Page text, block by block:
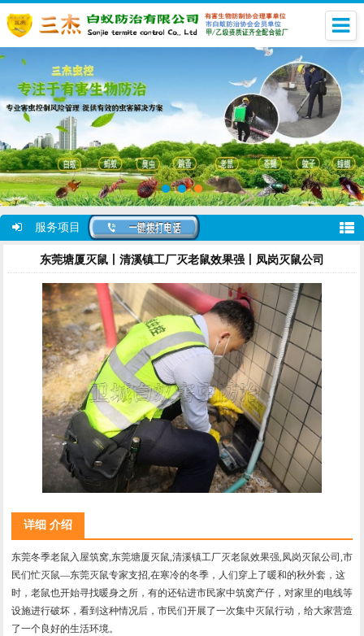
服务项目
东莞塘厦灭鼠丨清溪镇工厂灭老鼠效果强丨凤岗灭鼠公司
详细 介绍
东莞冬季老鼠入屋筑窝,东莞塘厦灭鼠,清溪镇工厂灭老鼠效果强,凤岗灭鼠公司,市
民们忙灭鼠—东莞灭鼠专家支招,在寒冷的冬季，人们穿上了暖和的秋外套，这
时，老鼠也开始寻找暖身之所，有的还钻进市民家中筑窝产仔，对家里的电线等
设施进行破坏，看到这种情况后，市民们开展了一次集中灭鼠行动，给大家营造
了一个良好的生活环境。